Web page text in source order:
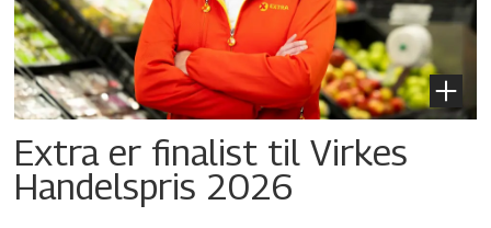
Extra er finalist til Virkes
Handelspris 2026